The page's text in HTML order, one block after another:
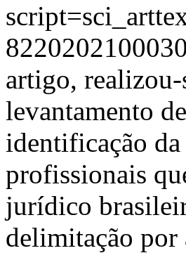
artigo, realizou-
levantamento
identificação
profissionais
jurídico
delimitação por